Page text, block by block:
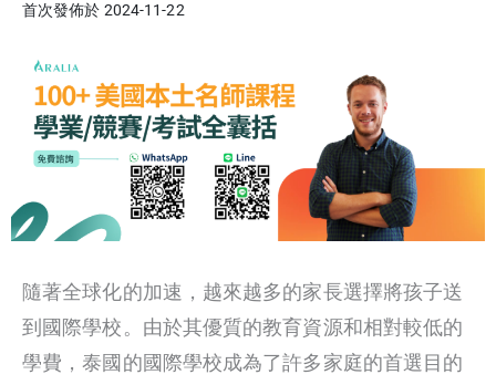
首次發佈於 2024-11-22
隨著全球化的加速，越來越多的家長選擇將孩子送
到國際學校。由於其優質的教育資源和相對較低的
學費，泰國的國際學校成為了許多家庭的首選目的